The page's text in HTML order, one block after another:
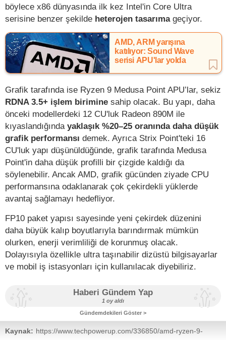
böylece x86 dünyasında ilk kez Intel'in Core Ultra
serisine benzer şekilde heterojen tasarımageçiyor.
AMD, ARM yarışına
katılıyor: Sound Wave
serisi APU'lar yolda
Grafik tarafında ise Ryzen 9 Medusa Point APU’lar, sekiz
RDNA 3.5+ işlem birimine sahip olacak. Bu yapı, daha
önceki modellerdeki 12 CU'luk Radeon 890M ile
kıyaslandığında yaklaşık %20–25 oranında daha düşük
grafik performansı demek. Ayrıca Strix Point'teki 16
CU'luk yapı düşünüldüğünde, grafik tarafında Medusa
Point'in daha düşük profilli bir çizgide kaldığı da
söylenebilir. Ancak AMD, grafik gücünden ziyade CPU
performansına odaklanarak çok çekirdekli yüklerde
avantaj sağlamayı hedefliyor.
FP10 paket yapısı sayesinde yeni çekirdek düzenini
daha büyük kalıp boyutlarıyla barındırmak mümkün
olurken, enerji verimliliği de korunmuş olacak.
Dolayısıyla özellikle ultra taşınabilir dizüstü bilgisayarlar
ve mobil iş istasyonları için kullanılacak diyebiliriz.
Haberi Gündem Yap
1 oy aldı
Gündemdekileri Göster >
Kaynak: https://www.techpowerup.com/336850/amd-ryzen-9-